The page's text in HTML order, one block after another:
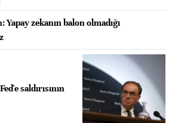
zekanın balon olmadığı
saldırısının